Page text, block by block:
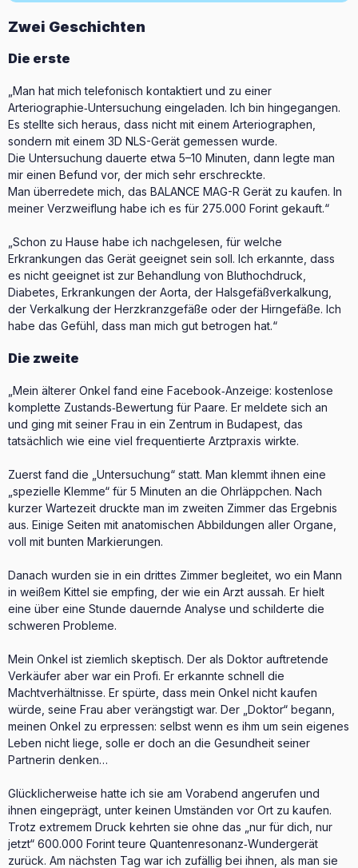
Zwei Geschichten
Die erste
„Man hat mich telefonisch kontaktiert und zu einer
Arteriographie‑Untersuchung eingeladen. Ich bin hingegangen.
Es stellte sich heraus, dass nicht mit einem Arteriographen,
sondern mit einem 3D NLS-Gerät gemessen wurde.
Die Untersuchung dauerte etwa 5–10 Minuten, dann legte man
mir einen Befund vor, der mich sehr erschreckte.
Man überredete mich, das BALANCE MAG-R Gerät zu kaufen. In
meiner Verzweiflung habe ich es für 275.000 Forint gekauft.“
„Schon zu Hause habe ich nachgelesen, für welche
Erkrankungen das Gerät geeignet sein soll. Ich erkannte, dass
es nicht geeignet ist zur Behandlung von Bluthochdruck,
Diabetes, Erkrankungen der Aorta, der Halsgefäßverkalkung,
der Verkalkung der Herzkranzgefäße oder der Hirngefäße. Ich
habe das Gefühl, dass man mich gut betrogen hat.“
Die zweite
„Mein älterer Onkel fand eine Facebook‑Anzeige: kostenlose
komplette Zustands‑Bewertung für Paare. Er meldete sich an
und ging mit seiner Frau in ein Zentrum in Budapest, das
tatsächlich wie eine viel frequentierte Arztpraxis wirkte.
Zuerst fand die „Untersuchung“ statt. Man klemmt ihnen eine
„spezielle Klemme“ für 5 Minuten an die Ohrläppchen. Nach
kurzer Wartezeit druckte man im zweiten Zimmer das Ergebnis
aus. Einige Seiten mit anatomischen Abbildungen aller Organe,
voll mit bunten Markierungen.
Danach wurden sie in ein drittes Zimmer begleitet, wo ein Mann
in weißem Kittel sie empfing, der wie ein Arzt aussah. Er hielt
eine über eine Stunde dauernde Analyse und schilderte die
schweren Probleme.
Mein Onkel ist ziemlich skeptisch. Der als Doktor auftretende
Verkäufer aber war ein Profi. Er erkannte schnell die
Machtverhältnisse. Er spürte, dass mein Onkel nicht kaufen
würde, seine Frau aber verängstigt war. Der „Doktor“ begann,
meinen Onkel zu erpressen: selbst wenn es ihm um sein eigenes
Leben nicht liege, solle er doch an die Gesundheit seiner
Partnerin denken…
Glücklicherweise hatte ich sie am Vorabend angerufen und
ihnen eingeprägt, unter keinen Umständen vor Ort zu kaufen.
Trotz extremem Druck kehrten sie ohne das „nur für dich, nur
jetzt“ 600.000 Forint teure Quantenresonanz‑Wundergerät
zurück. Am nächsten Tag war ich zufällig bei ihnen, als man sie